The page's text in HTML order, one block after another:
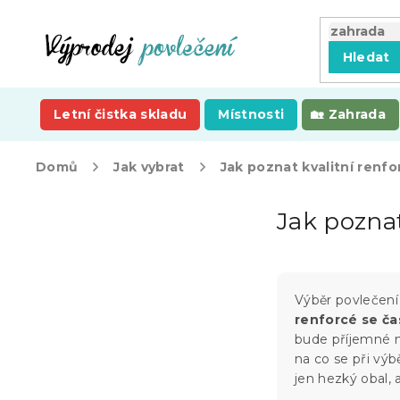
Hledat
Letní čistka skladu Místnosti Zahrada
Domů Jak vybrat Jak poznat kvalitní
Jak
Výběr
renforcé se
bude příjemné
na co se při
jen hezký obal,